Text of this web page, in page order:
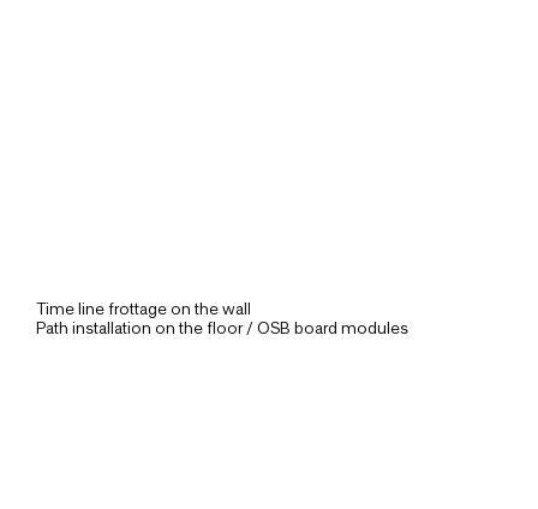
Time line frottage on the wall
Path installation on the floor / OSB board modules